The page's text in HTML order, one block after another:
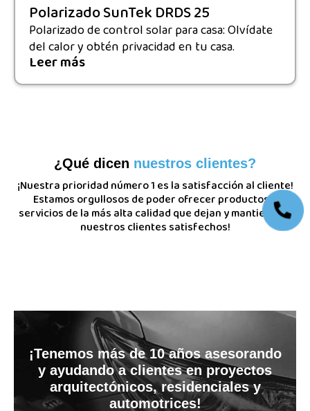
Polarizado SunTek DRDS 25
Polarizado de control solar para casa: Olvídate
del calor y obtén privacidad en tu casa.
Leer más
¿Qué dicen nuestros clientes?
¡Nuestra prioridad número 1 es la satisfacción al cliente!
Estamos orgullosos de poder ofrecer productos y
servicios de la más alta calidad que dejan y mantienen a
nuestros clientes satisfechos!
¡Tenemos más de 10 años asesorando
y ayudando a clientes en proyectos
arquitectónicos, residenciales y
automotrices!